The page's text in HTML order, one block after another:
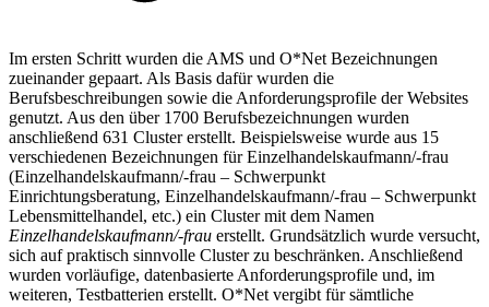
Im ersten Schritt wurden die AMS und O*Net Bezeichnungen
zueinander gepaart. Als Basis dafür wurden die
Berufsbeschreibungen sowie die Anforderungsprofile der Websites
genutzt. Aus den über 1700 Berufsbezeichnungen wurden
anschließend 631 Cluster erstellt. Beispielsweise wurde aus 15
verschiedenen Bezeichnungen für Einzelhandelskaufmann/-frau
(Einzelhandelskaufmann/-frau – Schwerpunkt
Einrichtungsberatung, Einzelhandelskauf­mann/-frau – Schwerpunkt
Lebensmittelhandel, etc.) ein Cluster mit dem Namen
Einzelhandelskaufmann/-frau erstellt. Grundsätzlich wurde versucht,
sich auf praktisch sinnvolle Cluster zu beschränken. Anschließend
wurden vorläufige, datenbasierte Anforderungsprofile und, im
weiteren, Testbatterien erstellt. O*Net vergibt für sämtliche